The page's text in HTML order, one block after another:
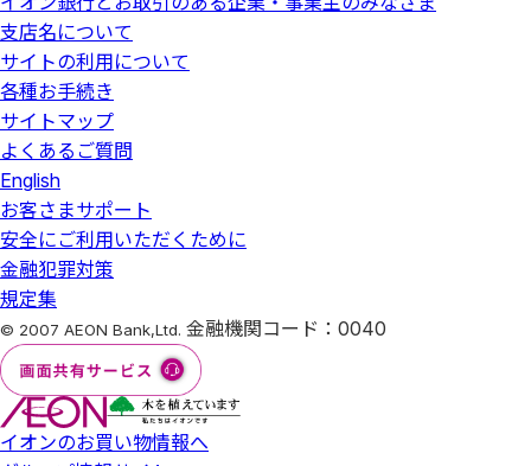
支店名について
サイトの利用について
各種お手続き
サイトマップ
よくあるご質問
English
お客さまサポート
安全にご利用いただくために
金融犯罪対策
規定集
© 2007 AEON Bank,Ltd. 金融機関コード：0040
イオンのお買い物情報へ